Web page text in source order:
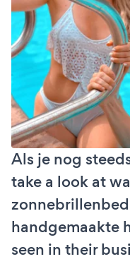
Als je nog
take a look at
handgemaakte
seen in their